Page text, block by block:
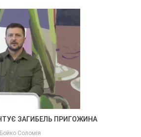
ЗАГИБЕЛЬ ПРИГОЖИНА
Бойко Соломія